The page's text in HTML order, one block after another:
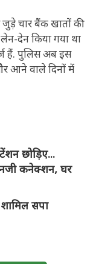
चार बैंक खातों की
देन किया गया था
हैं. पुलिस अब इस
आने वाले दिनों में
छोड़िए...
कनेक्शन, घर
सपा